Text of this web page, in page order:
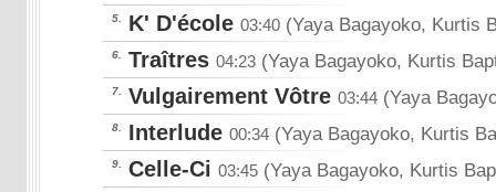
5. K' D'école 03:40 (Yaya Bagayoko, Kurtis
6. Traîtres 04:23 (Yaya Bagayoko, Kurtis
7. Vulgairement Vôtre 03:44 (Yaya
8. Interlude 00:34 (Yaya Bagayoko, Kurtis
9. Celle-Ci 03:45 (Yaya Bagayoko, Kurtis